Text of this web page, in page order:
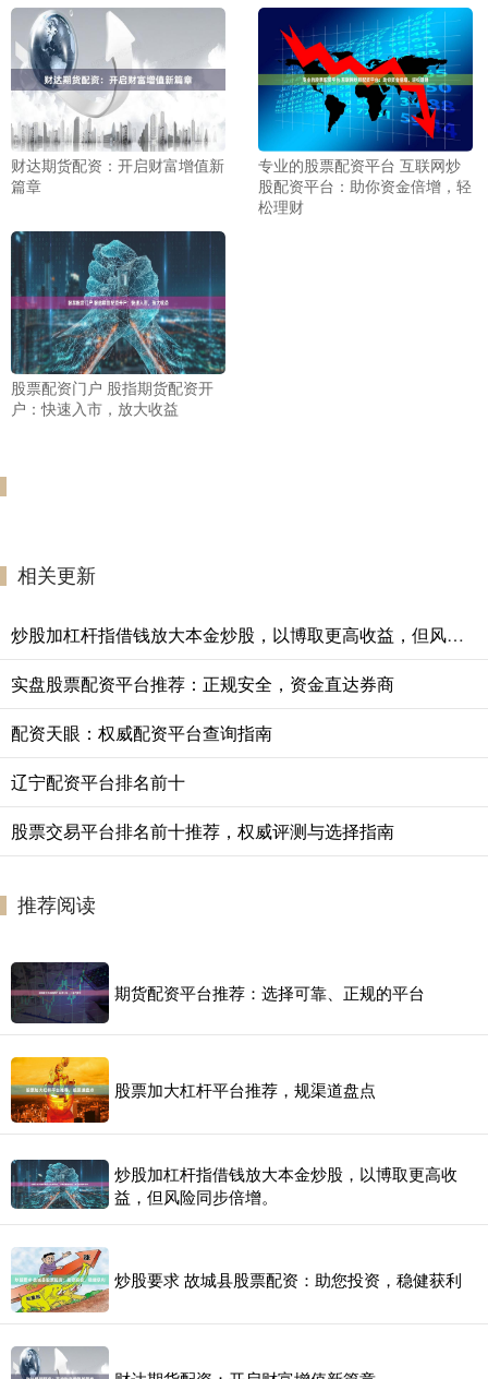
财达期货配资：开启财富增值新
篇章
专业的股票配资平台 互联网炒
股配资平台：助你资金倍增，轻
松理财
股票配资门户 股指期货配资开
户：快速入市，放大收益
相关更新
炒股加杠杆指借钱放大本金炒股，以博取更高收益，但风险同步倍增。
实盘股票配资平台推荐：正规安全，资金直达券商
配资天眼：权威配资平台查询指南
辽宁配资平台排名前十
股票交易平台排名前十推荐，权威评测与选择指南
推荐阅读
期货配资平台推荐：选择可靠、正规的平台
股票加大杠杆平台推荐，规渠道盘点
炒股加杠杆指借钱放大本金炒股，以博取更高收
益，但风险同步倍增。
炒股要求 故城县股票配资：助您投资，稳健获利